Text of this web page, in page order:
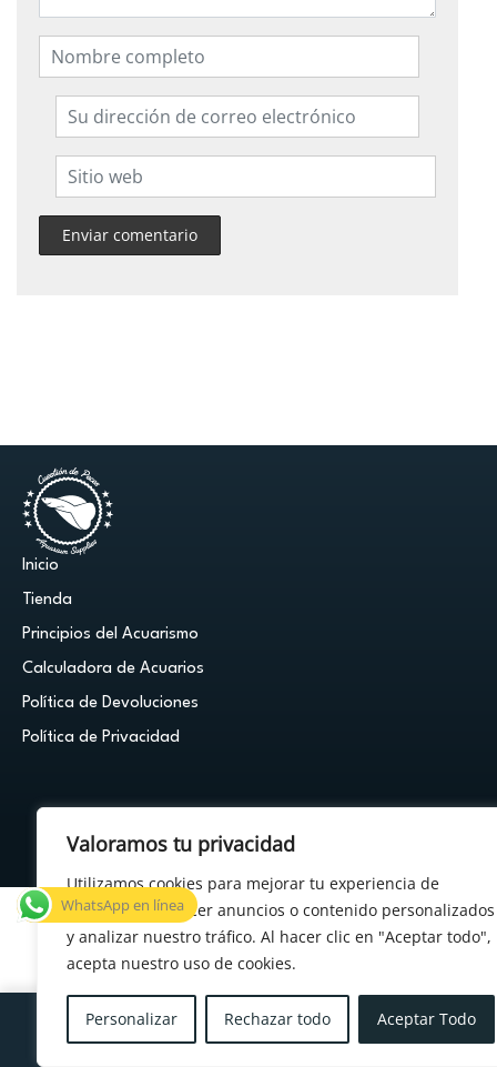
Valoramos tu privacidad
Utilizamos cookies para mejorar tu experiencia de
navegación, ofrecer anuncios o contenido personalizados
y analizar nuestro tráfico. Al hacer clic en "Aceptar todo",
acepta nuestro uso de cookies.
Personalizar Rechazar todo Aceptar Todo
Inicio
Tienda
Principios del Acuarismo
Calculadora de Acuarios
Política de Devoluciones
Política de Privacidad
¿Tenés alguna duda?
Menu Cuenta Carrito Deseos
WhatsApp en línea